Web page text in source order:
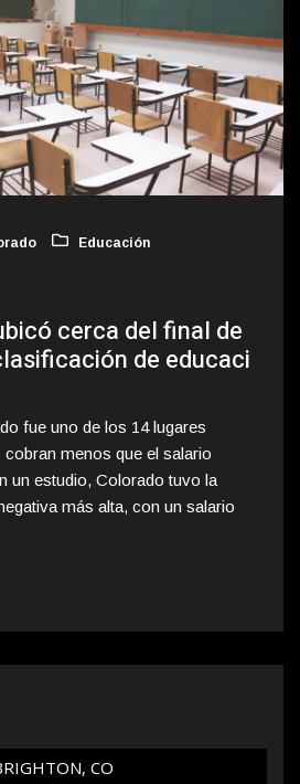
Educación
cerca del final de
de educaci
fue uno de los 14 lugares
menos que el salario
un estudio, Colorado tuvo la
más alta, con un salario
CO